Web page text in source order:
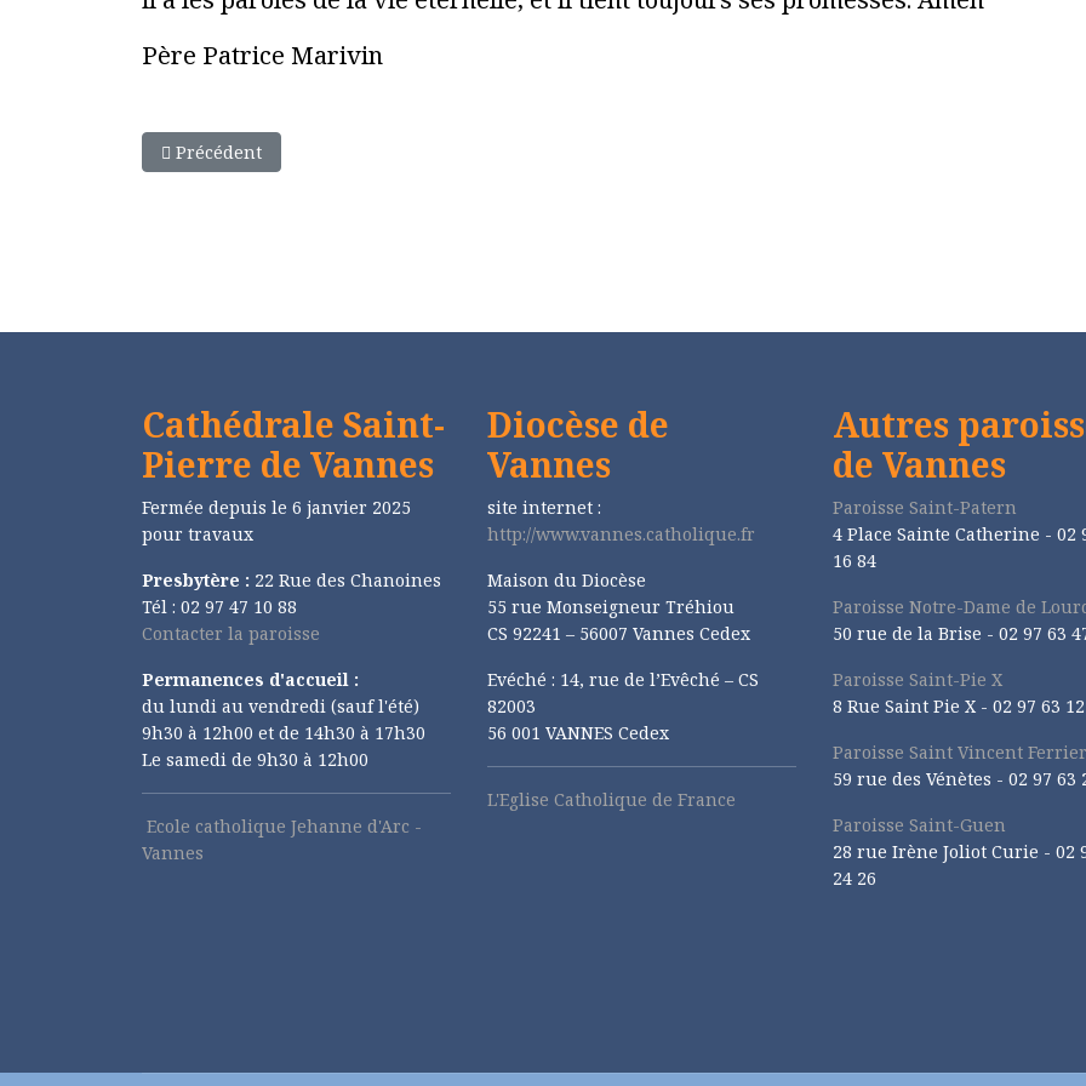
Père Patrice Marivin
Article précédent : Homélie du 24 mai 2026
Précédent
Cathédrale Saint-
Pierre de Vannes
Fermée depuis le 6 janvier 2025
pour travaux
Presbytère : 22 Rue des Chanoines
Tél : 02 97 47 10 88
Contacter la paroisse
Permanences d'accueil :
du lundi au vendredi (sauf l'été)
9h30 à 12h00 et de 14h30 à 17h30
Le samedi de 9h30 à 12h00
Ecole catholique Jehanne d'Arc -
Vannes
Diocèse de
Vannes
site internet :
http://www.vannes.catholique.fr
Maison du Diocèse
55 rue Monseigneur Tréhiou
CS 92241 – 56007 Vannes Cedex
Evéché : 14, rue de l’Evêché – CS
82003
56 001 VANNES Cedex
L'Eglise Catholique de France
Autres
de Vannes
Paroisse Saint-Patern
4 Place Sainte Catherine - 02
16 84
Paroisse Notre-Dame de
50 rue de la Brise - 02 97 63
Paroisse Saint-Pie X
8 Rue Saint Pie X - 02 97 63
Paroisse Saint Vincent Ferrier
59 rue des Vénètes - 02 97 63
Paroisse Saint-Guen
28 rue Irène Joliot Curie - 02
24 26